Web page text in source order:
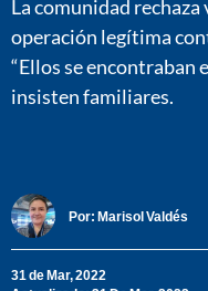
La comunidad rechaza
operación legítima
“Ellos se encontraban
insisten familiares.
Por: Marisol Valdés
31 de Mar, 2022